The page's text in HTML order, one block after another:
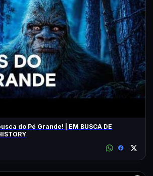
do Pé Grande! | EM BUSCA DE